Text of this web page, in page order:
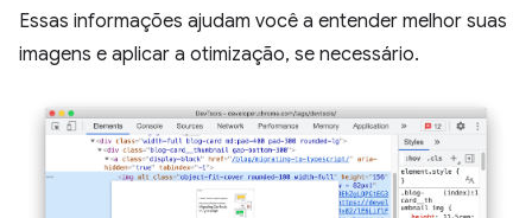
Essas informações ajudam você a entender melhor suas
imagens e aplicar a otimização, se necessário.